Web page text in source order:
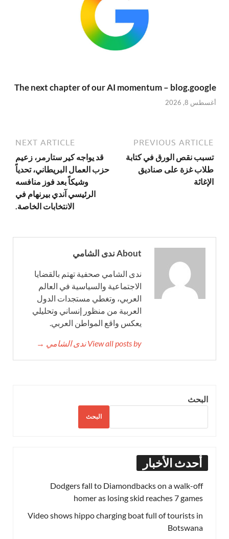
The next chapter of our AI momentum – blog.google
أغسطس 8, 2026
PREVIOUS ARTICLE
تسبب نقص الورق في كتابة
طلاب غزة على صناديق
الإغاثة
NEXT ARTICLE
قد يواجه كير ستارمر، زعيم
حزب العمال البريطاني، تحدياً
وشيكاً بعد فوز منافسه
الرئيسي آندي بيرنهام في
الانتخابات الخاصة.
About ندى الشامي
ندى الشامي صحفية تهتم بالقضايا
الاجتماعية والسياسية في العالم
العربي، وتغطي مستجدات الدول
العربية من منظور إنساني وتحليلي
يعكس واقع المواطن العربي.
View all posts by ندى الشامي →
البحث
البحث
أحدث الأخبار
Dodgers fall to Diamondbacks on a walk-off
homer as losing skid reaches 7 games
Video shows hippo charging boat full of tourists in
Botswana